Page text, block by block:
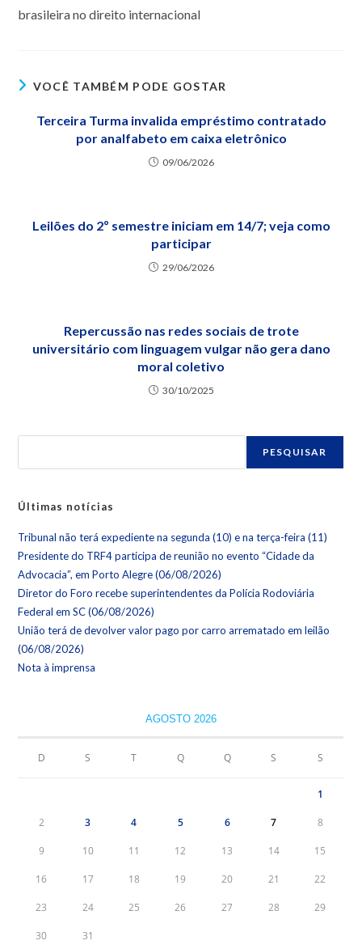
brasileira no direito internacional
VOCÊ TAMBÉM PODE GOSTAR
Terceira Turma invalida empréstimo contratado
por analfabeto em caixa eletrônico
09/06/2026
Leilões do 2º semestre iniciam em 14/7; veja como
participar
29/06/2026
Repercussão nas redes sociais de trote
universitário com linguagem vulgar não gera dano
moral coletivo
30/10/2025
PESQUISAR
Últimas notícias
Tribunal não terá expediente na segunda (10) e na terça-feira (11)
Presidente do TRF4 participa de reunião no evento “Cidade da
Advocacia”, em Porto Alegre (06/08/2026)
Diretor do Foro recebe superintendentes da Polícia Rodoviária
Federal em SC (06/08/2026)
União terá de devolver valor pago por carro arrematado em leilão
(06/08/2026)
Nota à imprensa
AGOSTO 2026
D S T Q Q S S
1
2 3 4 5 6 7 8
9 10 11 12 13 14 15
16 17 18 19 20 21 22
23 24 25 26 27 28 29
30 31